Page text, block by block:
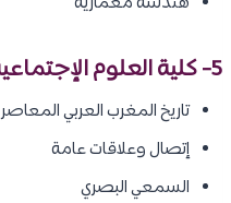
5- كلية العلوم الإجتماعية و الإنسانية:
تاريخ المغرب العربي المعاصر
إتصال وعلاقات عامة
السمعي البصري